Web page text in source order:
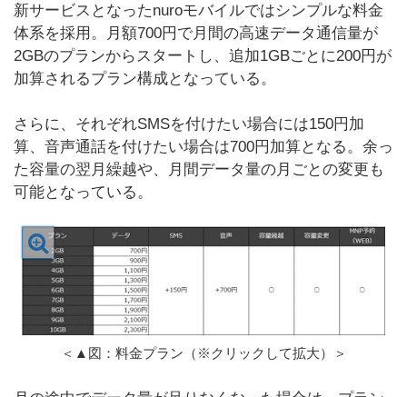
新サービスとなったnuroモバイルではシンプルな料金
体系を採用。月額700円で月間の高速データ通信量が
2GBのプランからスタートし、追加1GBごとに200円が
加算されるプラン構成となっている。
さらに、それぞれSMSを付けたい場合には150円加
算、音声通話を付けたい場合は700円加算となる。余っ
た容量の翌月繰越や、月間データ量の月ごとの変更も
可能となっている。
＜▲図：料金プラン（※クリックして拡大）＞